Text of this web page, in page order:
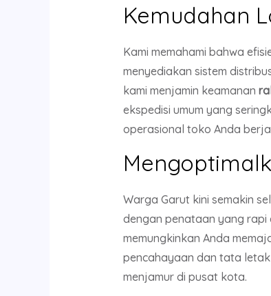
Kemudahan
Kami memahami bahwa
menyediakan sistem
kami menjamin keamanan
ekspedisi umum yang
operasional toko Anda
Warga Garut kini semakin
dengan penataan yang rapi
memungkinkan Anda
pencahayaan dan tata
menjamur di pusat kota.